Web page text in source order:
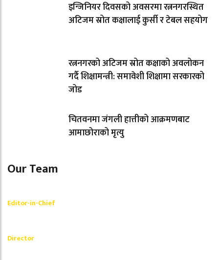
इन्जिनियर दिवसको अवसरमा रत्ननगरस्थित
अटिजम स्रोत कक्षालाई कुर्सी र टेबल सहयोग
रत्ननगरको अटिजम स्रोत कक्षाको अवलोकन
गर्दै शिक्षामन्त्री: समावेशी शिक्षामा सरकारको
जोड
चितवनमा जंगली हात्तीको आक्रमणबाट
आमाछोराको मृत्यु
Our Team
Editor-in-Chief
Director